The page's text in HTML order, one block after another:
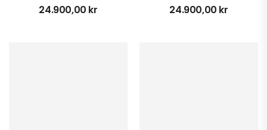
24.900,00 kr 24.900,00 kr